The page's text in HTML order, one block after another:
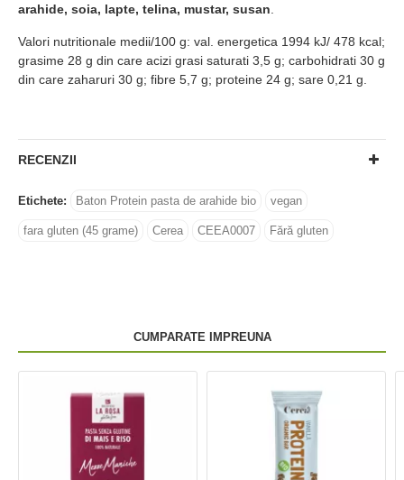
arahide, soia, lapte, telina, mustar, susan
Valori nutritionale medii/100 g: val. energetica 1994 kJ/ 478 kcal;
grasime 28 g din care acizi grasi saturati 3,5 g; carbohidrati 30 g
din care zaharuri 30 g; fibre 5,7 g; proteine 24 g; sare 0,21 g.
RECENZII
Etichete: Baton Protein pasta de arahide bio vegan
fara gluten (45 grame) Cerea CEEA0007 Fără gluten
CUMPARATE IMPREUNA